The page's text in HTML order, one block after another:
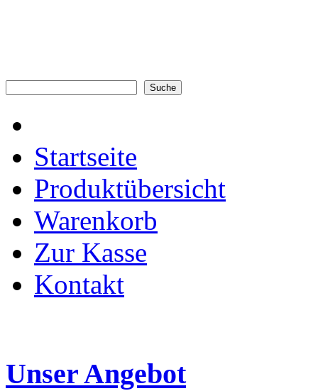
Startseite
Produktübersicht
Warenkorb
Zur Kasse
Kontakt
Unser Angebot